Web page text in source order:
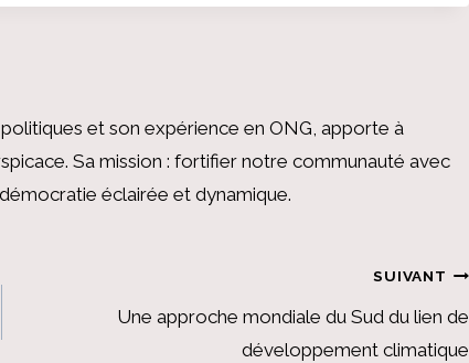
et son expérience en ONG, apporte à
Sa mission : fortifier notre communauté avec
éclairée et dynamique.
SUIVANT
Une approche mondiale du Sud du lien de
développement climatique